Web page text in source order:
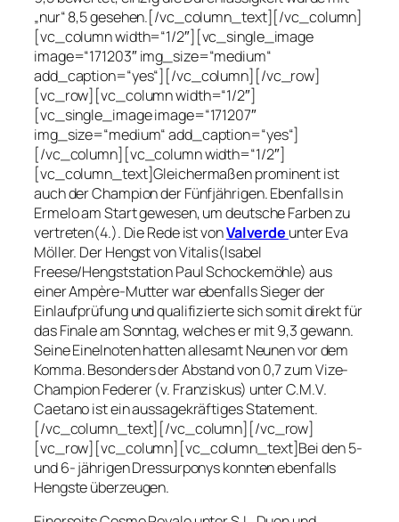
„nur“ 8,5 gesehen.[/vc_column_text][/vc_column]
[vc_column width=“1/2″][vc_single_image
image=“171203″ img_size=“medium“
add_caption=“yes“][/vc_column][/vc_row]
[vc_row][vc_column width=“1/2″]
[vc_single_image image=“171207″
img_size=“medium“ add_caption=“yes“]
[/vc_column][vc_column width=“1/2″]
[vc_column_text]Gleichermaßen prominent ist
auch der Champion der Fünfjährigen. Ebenfalls in
Ermelo am Start gewesen, um deutsche Farben zu
vertreten(4.). Die Rede ist vonValverde unter Eva
Möller. Der Hengst von Vitalis(Isabel
Freese/Hengststation Paul Schockemöhle) aus
einer Ampère-Mutter war ebenfalls Sieger der
Einlaufprüfung und qualifizierte sich somit direkt für
das Finale am Sonntag, welches er mit 9,3 gewann.
Seine Einelnoten hatten allesamt Neunen vor dem
Komma. Besonders der Abstand von 0,7 zum Vize-
Champion Federer (v. Franziskus) unter C.M.V.
Caetano ist ein aussagekräftiges Statement.
[/vc_column_text][/vc_column][/vc_row]
[vc_row][vc_column][vc_column_text]Bei den 5-
und 6- jährigen Dressurponys konnten ebenfalls
Hengste überzeugen.